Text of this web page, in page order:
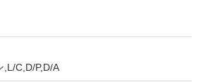
,L/C,D/P,D/A